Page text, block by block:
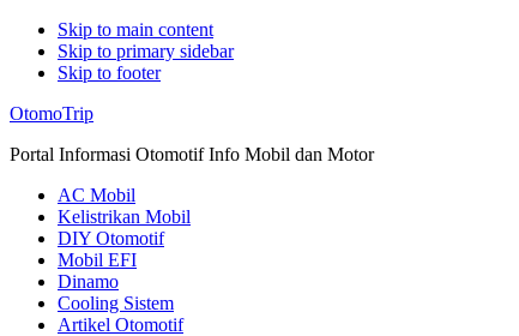
Skip to main content
Skip to primary sidebar
Skip to footer
Additional
menu
OtomoTrip
Portal Informasi Otomotif Info Mobil dan Motor
AC Mobil
Kelistrikan Mobil
DIY Otomotif
Mobil EFI
Dinamo
Cooling Sistem
Artikel Otomotif